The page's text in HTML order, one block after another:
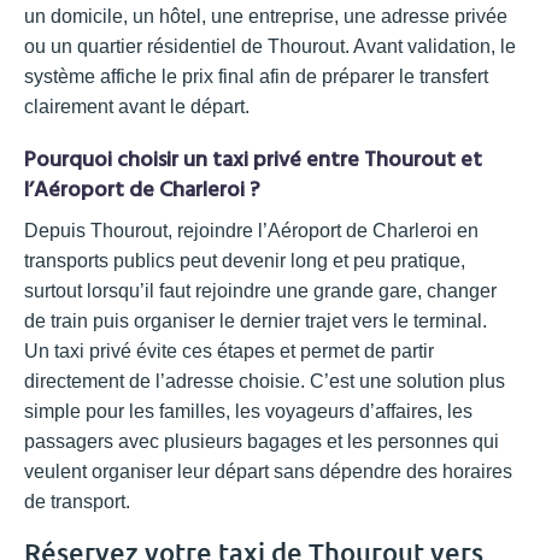
un domicile, un hôtel, une entreprise, une adresse privée
ou un quartier résidentiel de Thourout. Avant validation, le
système affiche le prix final afin de préparer le transfert
clairement avant le départ.
Pourquoi choisir un taxi privé entre Thourout et
l’Aéroport de Charleroi ?
Depuis Thourout, rejoindre l’Aéroport de Charleroi en
transports publics peut devenir long et peu pratique,
surtout lorsqu’il faut rejoindre une grande gare, changer
de train puis organiser le dernier trajet vers le terminal.
Un taxi privé évite ces étapes et permet de partir
directement de l’adresse choisie. C’est une solution plus
simple pour les familles, les voyageurs d’affaires, les
passagers avec plusieurs bagages et les personnes qui
veulent organiser leur départ sans dépendre des horaires
de transport.
Réservez votre taxi de Thourout vers